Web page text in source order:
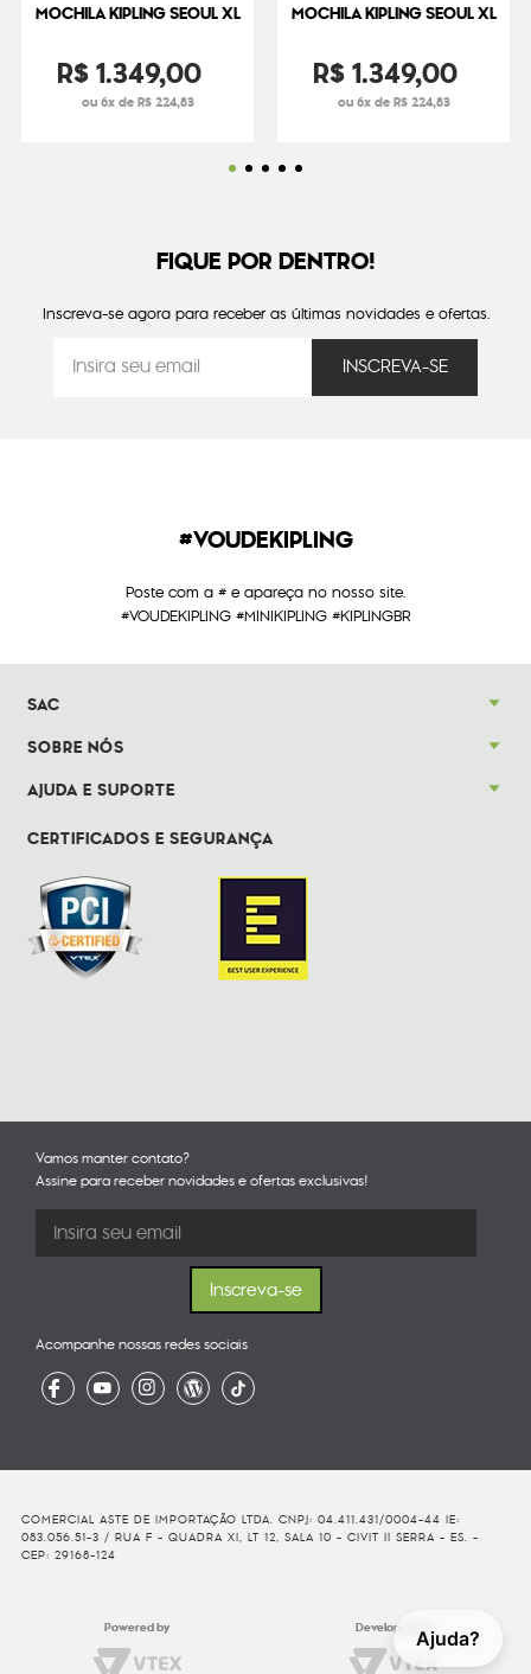
Ajuda?
MOCHILA KIPLING SEOUL XL
R$1.349,00
ou 6x de R$ 224,83
MOCHILA KIPLING SEOUL XL
R$1.349,00
ou 6x de R$ 224,83
FIQUE POR DENTRO!
Inscreva-se agora para receber as últimas novidades e ofertas.
#VOUDEKIPLING
Poste com a # e apareça no nosso site.
#VOUDEKIPLING #MINIKIPLING #KIPLINGBR
SAC
SOBRE NÓS
AJUDA E SUPORTE
CERTIFICADOS E SEGURANÇA
Vamos manter contato?
Assine para receber novidades e ofertas exclusivas!
Acompanhe nossas redes sociais
COMERCIAL ASTE DE IMPORTAÇÃO LTDA. CNPJ: 04.411.431/0004-44 IE:
083.056.51-3 / RUA F - QUADRA XI, LT 12, SALA 10 - CIVIT II SERRA - ES. -
CEP: 29168-124
Powered by Developed By